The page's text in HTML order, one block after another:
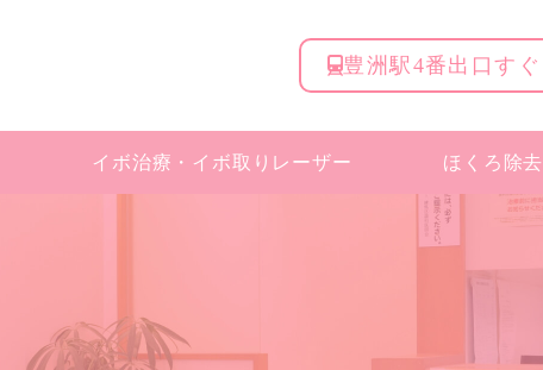
豊洲駅4番出口すぐ
イボ治療・ イボ取りレーザー ほくろ除去